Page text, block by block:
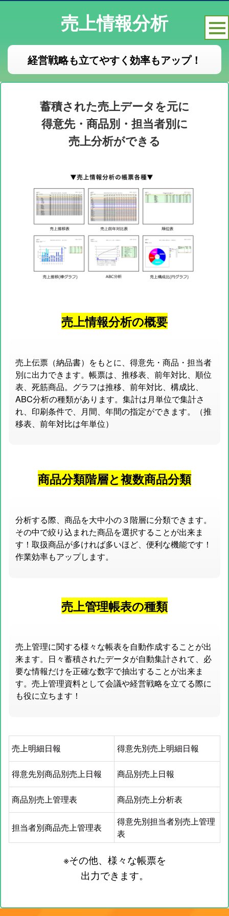
売上情報分析
経営戦略も立てやすく効率もアップ！
蓄積された売上データを元に
得意先・商品別・担当者別に
売上分析ができる
売上情報分析の概要
売上伝票（納品書）をもとに、得意先・商品・担当者
別に出力できます。帳票は、推移表、前年対比、順位
表、死筋商品。グラフは推移、前年対比、構成比、
ABC分析の種類があります。集計は月単位で集計さ
れ、印刷条件で、月間、年間の指定ができます。（推
移表、前年対比は年単位）
商品分類階層と複数商品分類
分析する際、商品を大中小の３階層に分類できます。
その中で絞り込まれた商品を選択することが出来ま
す！取扱商品が多ければ多いほど、便利な機能です！
作業効率もアップします。
売上管理帳表の種類
売上管理に関する様々な帳表を自動作成することが出
来ます。日々蓄積されたデータが自動集計されて、必
要な情報だけを正確な数字で抽出することが出来ま
す。売上管理資料として会議や経営戦略を立てる際に
も役に立ちます！
売上明細日報 得意先別売上明細日報
得意先別商品別売上日報 商品別売上日報
商品別売上管理表 商品別売上分析表
担当者別商品売上管理表
得意先別担当者別売上管理
表
※その他、様々な帳票を
出力できます。